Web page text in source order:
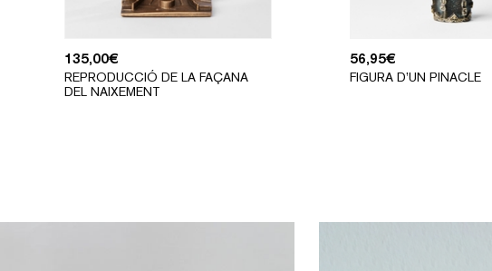
135,00€
REPRODUCCIÓ DE LA FAÇANA
DEL NAIXEMENT
56,95€
FIGURA D’UN PINACLE